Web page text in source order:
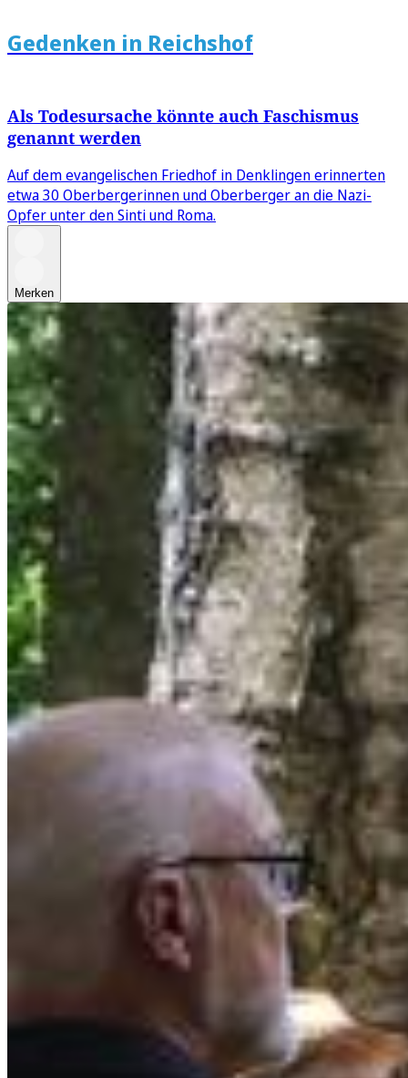
Gedenken in Reichshof
Als Todesursache könnte auch Faschismus
genannt werden
Auf dem evangelischen Friedhof in Denklingen erinnerten
etwa 30 Oberbergerinnen und Oberberger an die Nazi-
Opfer unter den Sinti und Roma.
Merken